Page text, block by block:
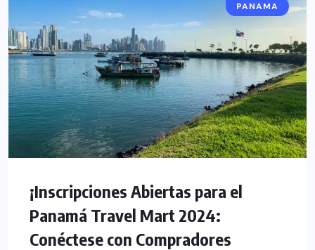
PANAMA
¡Inscripciones Abiertas para el
Panamá Travel Mart 2024:
Conéctese con Compradores